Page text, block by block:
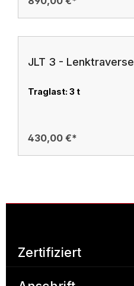
JLT 3 - Lenktraverse
Traglast: 3 t
430,00 €*
Zertifiziert